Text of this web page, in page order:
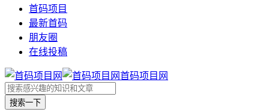
首码项目
最新首码
朋友圈
在线投稿
首码项目网
搜索一下